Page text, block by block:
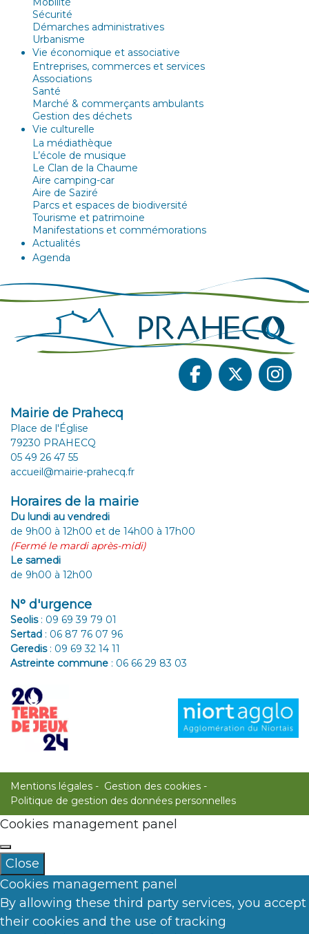
Sécurité
Démarches administratives
Urbanisme
Vie économique et associative
Entreprises, commerces et services
Associations
Santé
Marché & commerçants ambulants
Gestion des déchets
Vie culturelle
La médiathèque
L’école de musique
Le Clan de la Chaume
Aire camping-car
Aire de Saziré
Parcs et espaces de biodiversité
Tourisme et patrimoine
Manifestations et commémorations
Actualités
Agenda
Mairie de Prahecq
Place de l'Église
79230 PRAHECQ
05 49 26 47 55
accueil@mairie-prahecq.fr
Horaires de la mairie
Du lundi au vendredi
de 9h00 à 12h00 et de 14h00 à 17h00
(Fermé le mardi après-midi)
Le samedi
de 9h00 à 12h00
N° d'urgence
Seolis: 09 69 39 79 01
Sertad : 06 87 76 07 96
Geredis: 09 69 32 14 11
Astreinte commune : 06 66 29 83 03
Mentions légales
Gestion des cookies
Politique de gestion des données personnelles
Cookies management panel
Close
Cookies management panel
By allowing these third party services, you accept
their cookies and the use of tracking